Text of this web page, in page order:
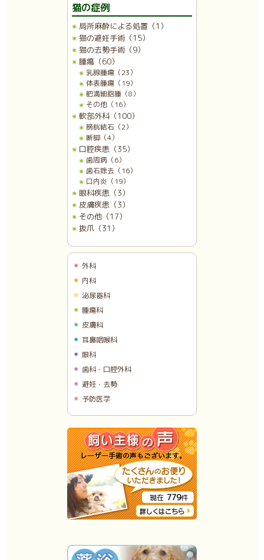
猫の症例
局所麻酔による処置（1）
猫の避妊手術（15）
猫の去勢手術（9）
腫瘍（60）
乳腺腫瘍（23）
体表腫瘍（19）
肥満細胞腫（8）
その他（16）
軟部外科（100）
膀胱結石（2）
断脚（4）
口腔疾患（35）
歯周病（6）
歯石除去（16）
口内炎（19）
眼科疾患（3）
皮膚疾患（3）
その他（17）
抜爪（31）
外科
内科
泌尿器科
腫瘍科
皮膚科
耳鼻咽喉科
眼科
歯科・口腔外科
避妊・去勢
予防医学
現在 779件